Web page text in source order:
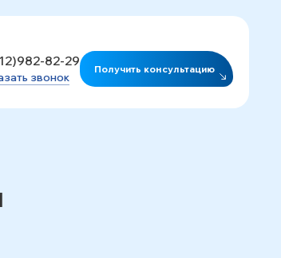
82-29
звонок
Получить консультацию